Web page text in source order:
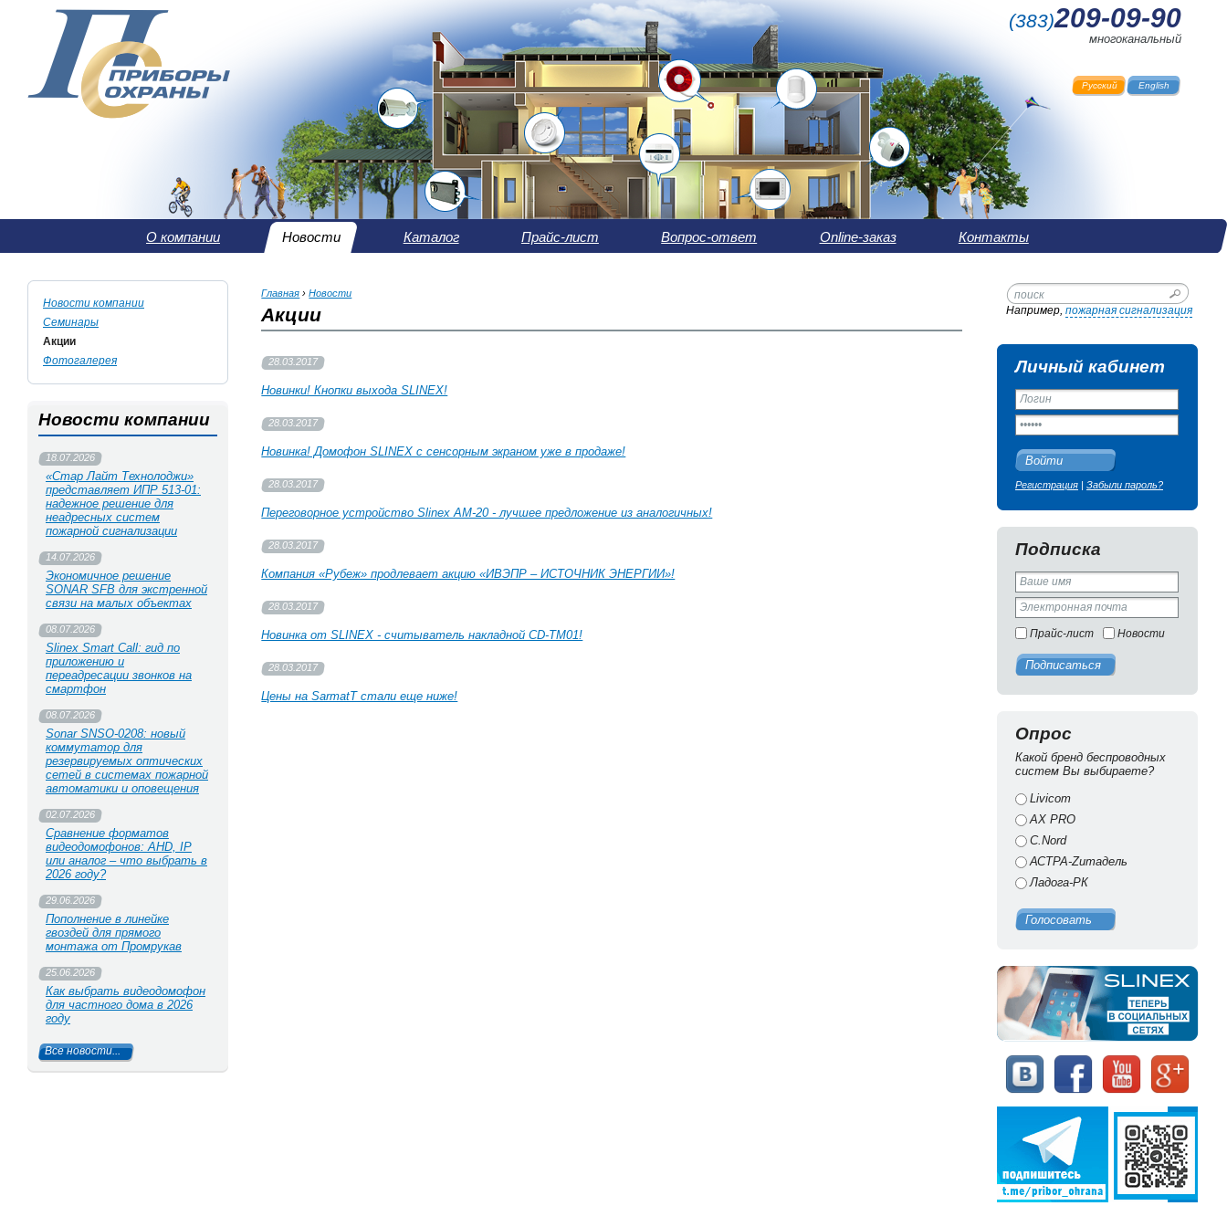
(383)209-09-90
многоканальный
English
Русский
О компании Новости Каталог Прайс-лист Вопрос-ответ Online-заказ Контакты
Новости компании
Семинары
Акции
Фотогалерея
Новости компании
18.07.2026
«Стар Лайт Технолоджи»
представляет ИПР 513‑01:
надежное решение для
неадресных систем
пожарной сигнализации
14.07.2026
Экономичное решение
SONAR SFB для экстренной
связи на малых объектах
08.07.2026
Slinex Smart Call: гид по
приложению и
переадресации звонков на
смартфон
08.07.2026
Sonar SNSO-0208: новый
коммутатор для
резервируемых оптических
сетей в системах пожарной
автоматики и оповещения
02.07.2026
Сравнение форматов
видеодомофонов: AHD, IP
или аналог – что выбрать в
2026 году?
29.06.2026
Пополнение в линейке
гвоздей для прямого
монтажа от Промрукав
25.06.2026
Как выбрать видеодомофон
для частного дома в 2026
году
Все новости...
Например, пожарная сигнализация
Личный кабинет
Войти
Регистрация | Забыли пароль?
Подписка
Прайс-лист Новости
Подписаться
Опрос
Какой бренд беспроводных
систем Вы выбираете?
Livicom
AX PRO
C.Nord
АСТРА-Zитадель
Ладога-РК
Голосовать
Главная ›Новости
Акции
28.03.2017
Новинки! Кнопки выхода SLINEX!
28.03.2017
Новинка! Домофон SLINEX с сенсорным экраном уже в продаже!
28.03.2017
Переговорное устройство Slinex AM-20 - лучшее предложение из аналогичных!
28.03.2017
Компания «Рубеж» продлевает акцию «ИВЭПР – ИСТОЧНИК ЭНЕРГИИ»!
28.03.2017
Новинка от SLINEX - считыватель накладной CD-TM01!
28.03.2017
Цены на SarmatT стали еще ниже!